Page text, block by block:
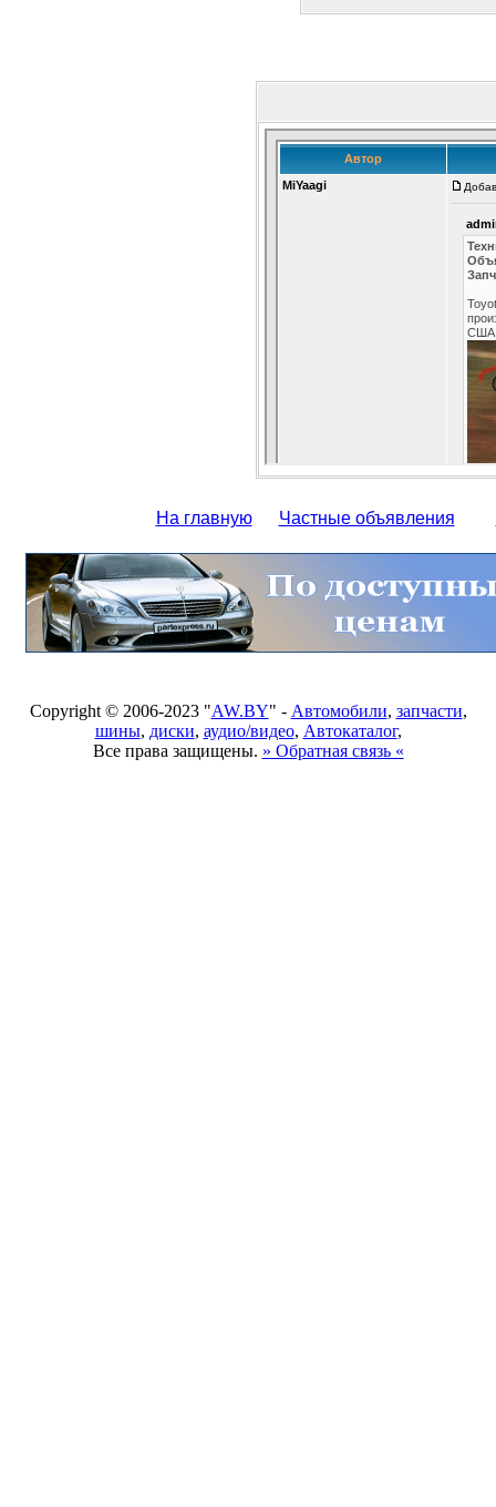
На главную Частные объявления
Copyright © 2006-2023 "AW.BY" - Автомобили, запчасти,
шины, диски, аудио/видео, Автокаталог,
Все права защищены. » Обратная связь «